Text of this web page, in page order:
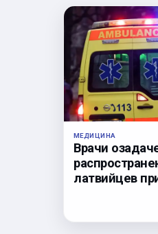
МЕДИЦИНА
Врачи
латвийцев